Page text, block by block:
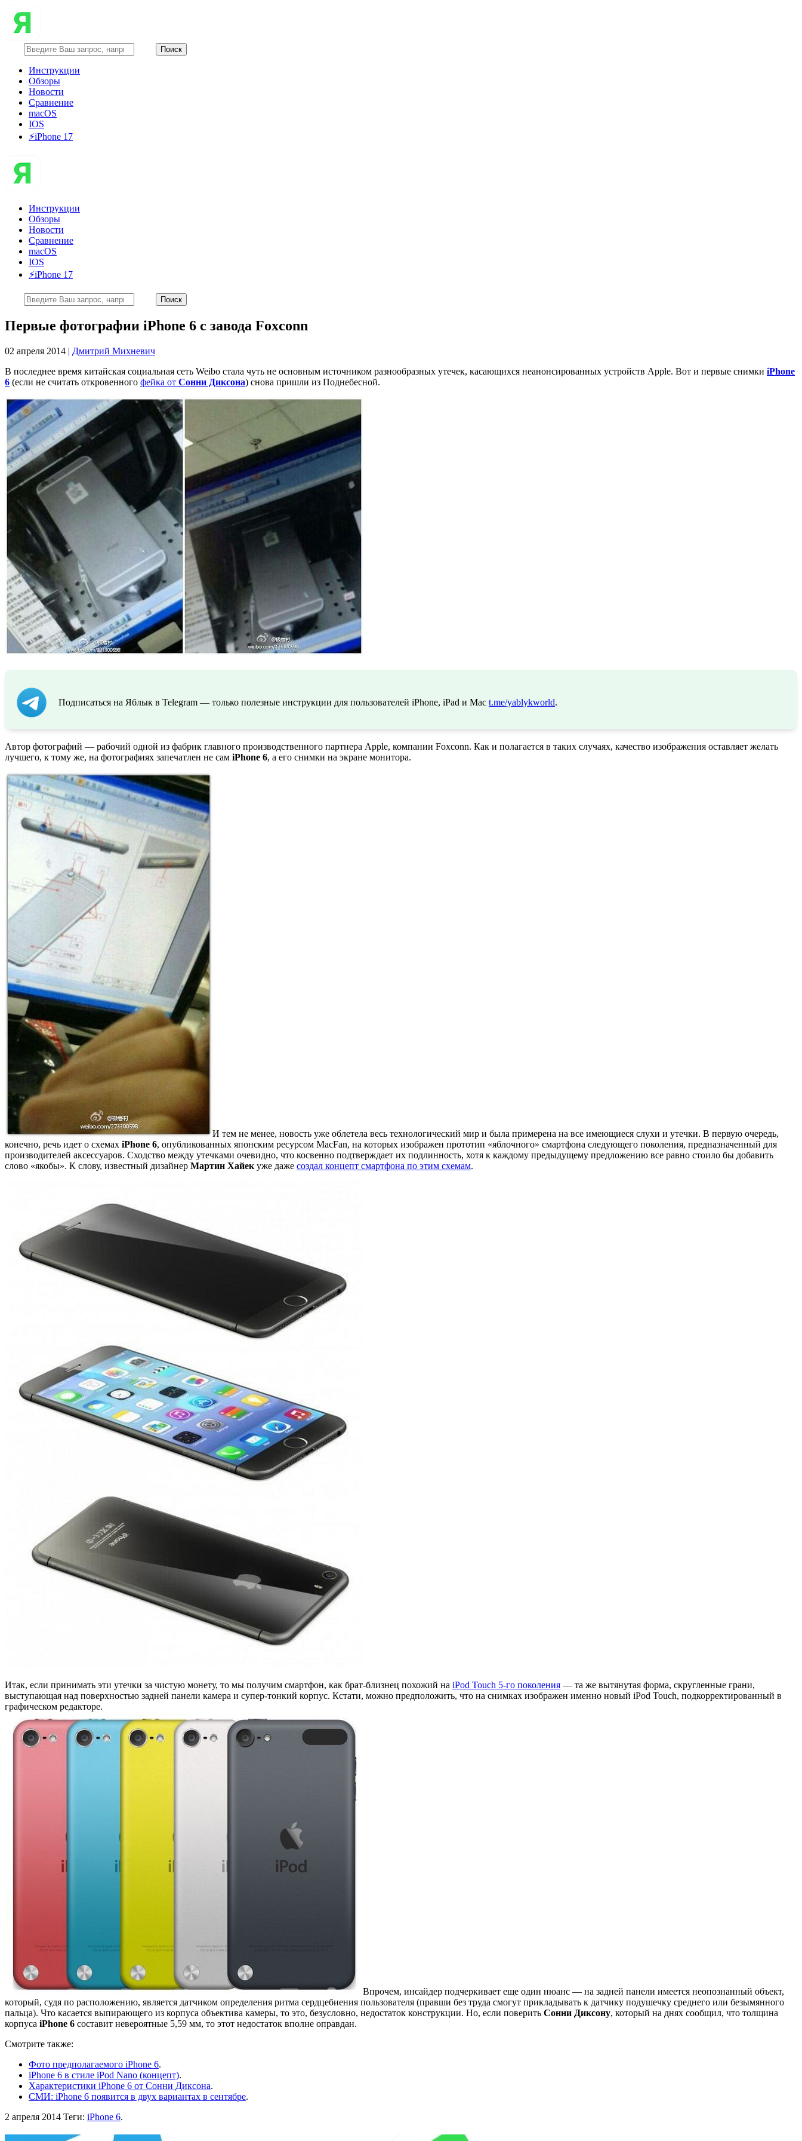
Инструкции
Обзоры
Новости
Сравнение
macOS
IOS
⚡️iPhone 17
Инструкции
Обзоры
Новости
Сравнение
macOS
IOS
⚡️iPhone 17
Первые фотографии iPhone 6 с завода Foxconn
02 апреля 2014 | Дмитрий Михневич
В последнее время китайская социальная сеть Weibo стала чуть не основным источником разнообразных утечек, касающихся неанонсированных устройств Apple. Вот и первые снимки iPhone
6 (если не считать откровенного фейка от Сонни Диксона) снова пришли из Поднебесной.
Подписаться на Яблык в Telegram — только полезные инструкции для пользователей iPhone, iPad и Mac t.me/yablykworld.
Автор фотографий — рабочий одной из фабрик главного производственного партнера Apple, компании Foxconn. Как и полагается в таких случаях, качество изображения оставляет желать
лучшего, к тому же, на фотографиях запечатлен не сам iPhone 6, а его снимки на экране монитора.
И тем не менее, новость уже облетела весь технологический мир и была примерена на все имеющиеся слухи и утечки. В первую очередь,
конечно, речь идет о схемах iPhone 6, опубликованных японским ресурсом MacFan, на которых изображен прототип «яблочного» смартфона следующего поколения, предназначенный для
производителей аксессуаров. Сходство между утечками очевидно, что косвенно подтверждает их подлинность, хотя к каждому предыдущему предложению все равно стоило бы добавить
слово «якобы». К слову, известный дизайнер Мартин Хайек уже даже создал концепт смартфона по этим схемам.
Итак, если принимать эти утечки за чистую монету, то мы получим смартфон, как брат-близнец похожий на iPod Touch 5-го поколения — та же вытянутая форма, скругленные грани,
выступающая над поверхностью задней панели камера и супер-тонкий корпус. Кстати, можно предположить, что на снимках изображен именно новый iPod Touch, подкорректированный в
графическом редакторе.
Впрочем, инсайдер подчеркивает еще один нюанс — на задней панели имеется неопознанный объект,
который, судя по расположению, является датчиком определения ритма сердцебиения пользователя (правши без труда смогут прикладывать к датчику подушечку среднего или безымянного
пальца). Что касается выпирающего из корпуса объектива камеры, то это, безусловно, недостаток конструкции. Но, если поверить Сонни Диксону, который на днях сообщил, что толщина
корпуса iPhone 6 составит невероятные 5,59 мм, то этот недостаток вполне оправдан.
Смотрите также:
Фото предполагаемого iPhone 6.
iPhone 6 в стиле iPod Nano (концепт).
Характеристики iPhone 6 от Сонни Диксона.
СМИ: iPhone 6 появится в двух вариантах в сентябре.
2 апреля 2014 Теги: iPhone 6.